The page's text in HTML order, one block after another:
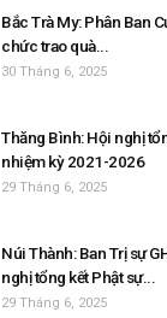
Bắc Trà My: Phân Ban
chức trao quà...
30 Tháng 6, 2025
Thăng Bình: Hội nghị
nhiệm kỳ 2021-2026
29 Tháng 6, 2025
Núi Thành: Ban Trị sự
nghị tổng kết Phật sự...
29 Tháng 6, 2025